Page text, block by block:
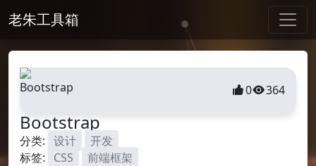
老朱工具箱
0 364
Bootstrap
分类: 设计
开发
标签:
CSS
前端框架